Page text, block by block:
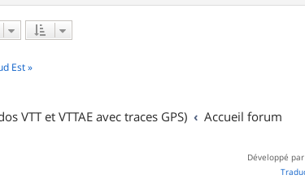
Est »
VTT et VTTAE avec traces GPS) Accueil forum
Développé par